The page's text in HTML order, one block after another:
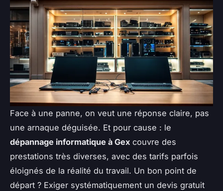
Face à une panne, on veut une réponse claire, pas
une arnaque déguisée. Et pour cause : le
dépannage informatique à Gex couvre des
prestations très diverses, avec des tarifs parfois
éloignés de la réalité du travail. Un bon point de
départ ? Exiger systématiquement un devis gratuit